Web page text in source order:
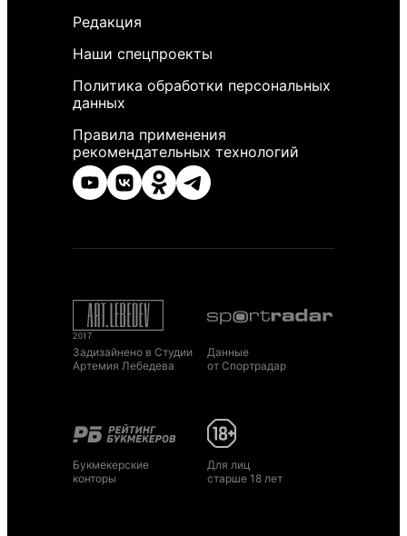
Редакция
Наши спецпроекты
Политика обработки персональных
данных
Правила применения
рекомендательных технологий
Задизайнено в Студии
Артемия Лебедева
Данные
от Спортрадар
Букмекерские
конторы
Для лиц
старше 18 лет